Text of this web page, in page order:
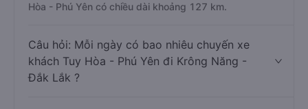
Hòa - Phú Yên có chiều dài khoảng 127 km.
Câu hỏi: Mỗi ngày có bao nhiêu chuyến xe
khách Tuy Hòa - Phú Yên đi Krông Năng -
Đắk Lắk ?